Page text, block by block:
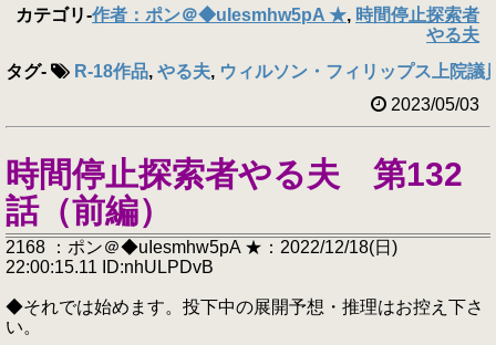
カテゴリ-作者：ポン＠◆uIesmhw5pA ★, 時間停止探索者
やる夫
タグ- R-18作品, やる夫, ウィルソン・フィリップス上院議
2023/05/03
時間停止探索者やる夫 第132
話（前編）
2168 ：ポン＠◆uIesmhw5pA ★：2022/12/18(日)
22:00:15.11 ID:nhULPDvB
◆それでは始めます。投下中の展開予想・推理はお控え下さ
い。